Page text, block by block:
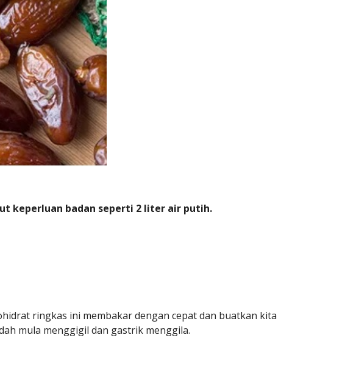
keperluan badan seperti 2 liter air putih.
ringkas ini membakar dengan cepat dan buatkan kita
mula menggigil dan gastrik menggila.